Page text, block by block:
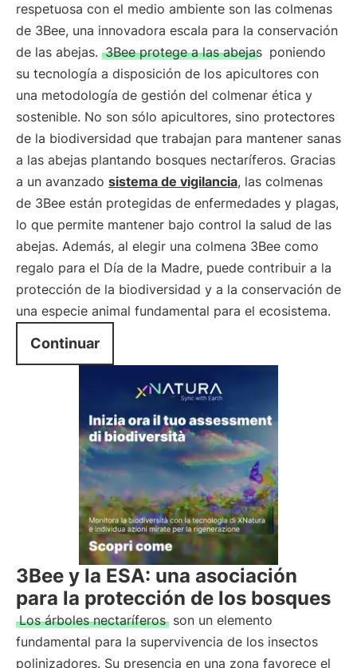
respetuosa con el medio ambiente son las colmenas
de 3Bee, una innovadora escala para la conservación
de las abejas. 3Bee protege a las abejas poniendo
su tecnología a disposición de los apicultores con
una metodología de gestión del colmenar ética y
sostenible. No son sólo apicultores, sino protectores
de la biodiversidad que trabajan para mantener sanas
a las abejas plantando bosques nectaríferos. Gracias
a un avanzado sistema de vigilancia, las colmenas
de 3Bee están protegidas de enfermedades y plagas,
lo que permite mantener bajo control la salud de las
abejas. Además, al elegir una colmena 3Bee como
regalo para el Día de la Madre, puede contribuir a la
protección de la biodiversidad y a la conservación de
una especie animal fundamental para el ecosistema.
Continuar
3Bee y la ESA: una asociación
para la protección de los bosques
Los árboles nectaríferos son un elemento
fundamental para la supervivencia de los insectos
polinizadores. Su presencia en una zona favorece el